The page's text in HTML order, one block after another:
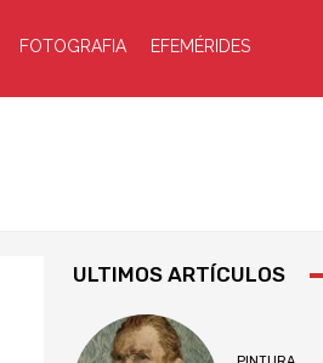
FOTOGRAFIA EFEMÉRIDES
ULTIMOS ARTÍCULOS